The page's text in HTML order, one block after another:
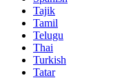
Tajik
Tamil
Telugu
Thai
Turkish
Tatar